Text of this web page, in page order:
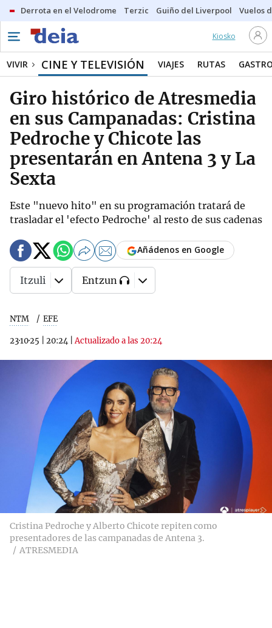
Derrota en el Velodrome Terzic Guiño del Liverpool Vuelos
Kiosko
VIVIR CINE Y TELEVISIÓN VIAJES RUTAS
Giro histórico de Atresmedia
en sus Campanadas: Cristina
Pedroche y Chicote las
presentarán en Antena 3 y La
Sexta
Este "nuevo hito" en su programación tratará de
trasladar el 'efecto Pedroche' al resto de sus cadenas
NTM EFE
23·10·25 20:24 |Actualizado a las 20:24
Añádenos en Google
Itzuli Entzun
Cristina Pedroche y Alberto Chicote repiten como
presentadores de las campanadas de Antena 3.
ATRESMEDIA